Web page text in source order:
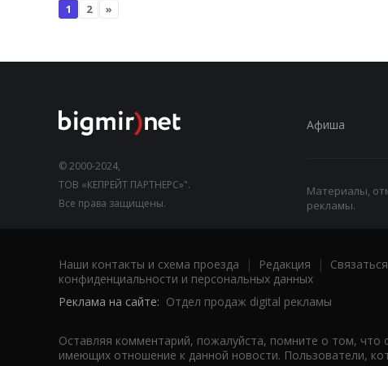
1 2 »
© 2000-2024,
ТОВ «КЕПРЕЙТ ПАРТНЕРС»".
Все права защищены.
Афиша
Материалы,
рекламы.
Наши контакты и схема проезда | Редакция |
конфиденциальности и персональных данных
Реклама на сайте: Отдел продаж digital рекламы
Оставляя комментарий, пожалуйста, помните о том, что
имеющих отношение к данной новости. Пользователи,